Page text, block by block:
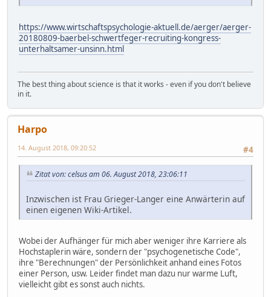
https://www.wirtschaftspsychologie-aktuell.de/aerger/aerger-
20180809-baerbel-schwertfeger-recruiting-kongress-
unterhaltsamer-unsinn.html
The best thing about science is that it works - even if you don't believe
in it.
Harpo
#4
14. August 2018, 09:20:52
Zitat von: celsus am 06. August 2018, 23:06:11
Inzwischen ist Frau Grieger-Langer eine Anwärterin auf
einen eigenen Wiki-Artikel.
Wobei der Aufhänger für mich aber weniger ihre Karriere als
Hochstaplerin wäre, sondern der "psychogenetische Code",
ihre "Berechnungen" der Persönlichkeit anhand eines Fotos
einer Person, usw. Leider findet man dazu nur warme Luft,
vielleicht gibt es sonst auch nichts.